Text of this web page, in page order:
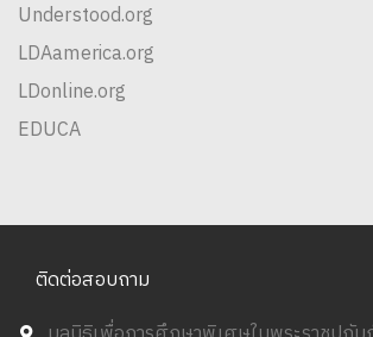
Understood.org
LDAamerica.org
LDonline.org
EDUCA
ติดต่อสอบถาม